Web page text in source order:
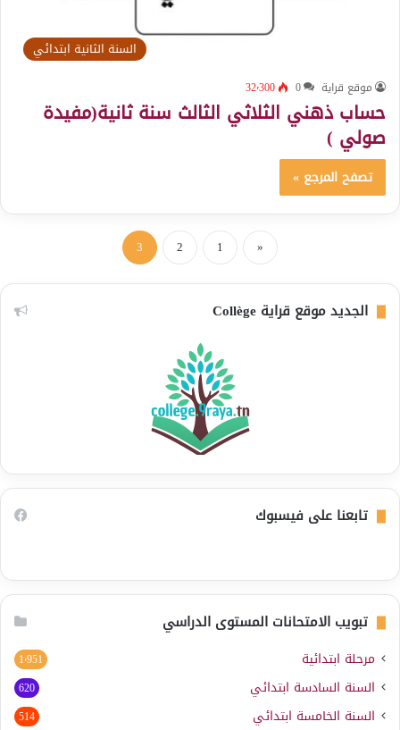
السنة الثانية ابتدائي
موقع قراية 0 32٬300
حساب ذهني الثلاثي الثالث سنة ثانية(مفيدة
صولي )
تصفح المرجع »
«
1
2
3
الجديد موقع قراية Collège
تابعنا على فيسبوك
تبويب الامتحانات المستوى الدراسي
مرحلة ابتدائية 1٬951
السنة السادسة ابتدائي 620
السنة الخامسة ابتدائي 514